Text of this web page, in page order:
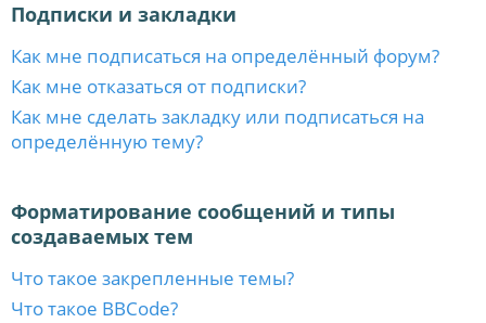
Подписки и закладки
Как мне подписаться на определённый форум?
Как мне отказаться от подписки?
Как мне сделать закладку или подписаться на
определённую тему?
Форматирование сообщений и типы
создаваемых тем
Что такое закрепленные темы?
Что такое BBCode?